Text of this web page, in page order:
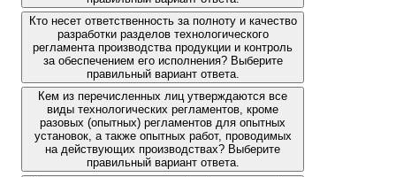
Кто несет ответственность за полноту и качество
разработки разделов технологического
регламента производства продукции и контроль
за обеспечением его исполнения? Выберите
правильный вариант ответа.
Кем из перечисленных лиц утверждаются все
виды технологических регламентов, кроме
разовых (опытных) регламентов для опытных
установок, а также опытных работ, проводимых
на действующих производствах? Выберите
правильный вариант ответа.